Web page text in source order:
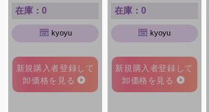
在庫：0
kyoyu
新規購入者登録して
卸価格を見る
在庫：0
kyoyu
新規購入者登録して
卸価格を見る